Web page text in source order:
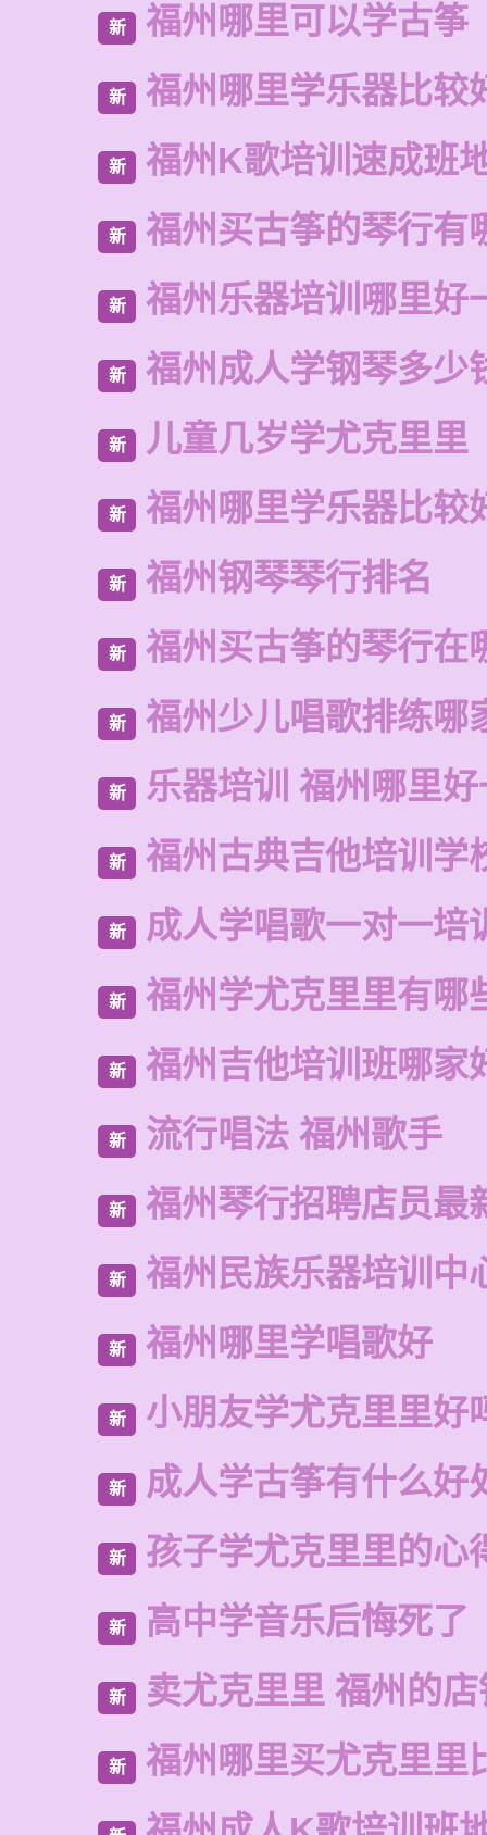
新 福州哪里可以学古筝
新 福州哪里学乐器比较
新 福州K歌培训速成班
新 福州买古筝的琴行有
新 福州乐器培训哪里好
新 福州成人学钢琴多少
新 儿童几岁学尤克里里
新 福州哪里学乐器比较
新 福州钢琴琴行排名
新 福州买古筝的琴行在
新 福州少儿唱歌排练哪
新 乐器培训 福州哪里
新 福州古典吉他培训学
新 成人学唱歌一对一培
新 福州学尤克里里有哪
新 福州吉他培训班哪家
新 流行唱法 福州歌手
新 福州琴行招聘店员最
新 福州民族乐器培训中
新 福州哪里学唱歌好
新 小朋友学尤克里里好
新 成人学古筝有什么好
新 孩子学尤克里里的心
新 高中学音乐后悔死了
新 卖尤克里里 福州的店
新 福州哪里买尤克里里